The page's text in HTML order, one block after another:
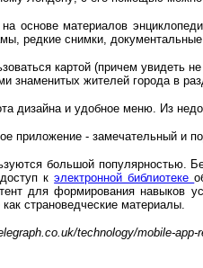
на основе материалов
редкие снимки,
картой (причем увидеть
знаменитых жителей города в
дизайна и удобное меню. Из
приложение - замечательный и
большой популярностью.
доступ кэлектронной библиотеке
для формирования навыков
страноведческие материалы.
technology/mobile-app-